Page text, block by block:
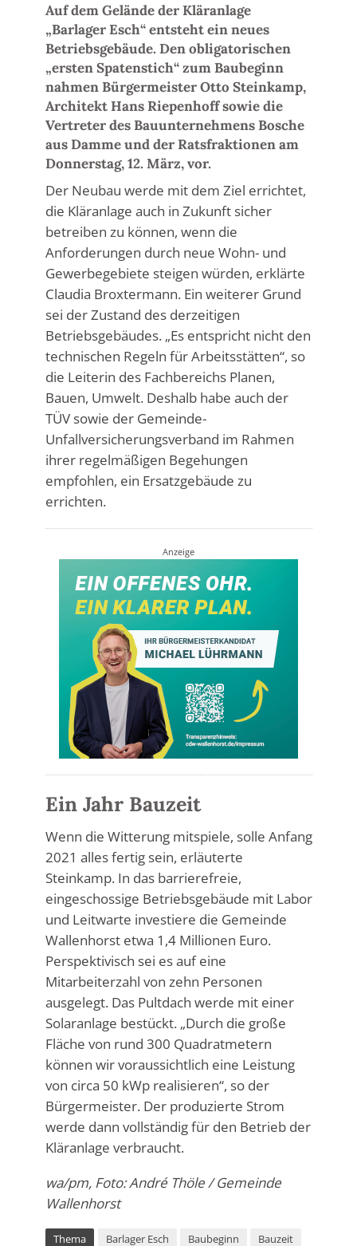
Auf dem Gelände der Kläranlage
„Barlager Esch“ entsteht ein neues
Betriebsgebäude. Den obligatorischen
„ersten Spatenstich“ zum Baubeginn
nahmen Bürgermeister Otto Steinkamp,
Architekt Hans Riepenhoff sowie die
Vertreter des Bauunternehmens Bosche
aus Damme und der Ratsfraktionen am
Donnerstag, 12. März, vor.
Der Neubau werde mit dem Ziel errichtet,
die Kläranlage auch in Zukunft sicher
betreiben zu können, wenn die
Anforderungen durch neue Wohn- und
Gewerbegebiete steigen würden, erklärte
Claudia Broxtermann. Ein weiterer Grund
sei der Zustand des derzeitigen
Betriebsgebäudes. „Es entspricht nicht den
technischen Regeln für Arbeitsstätten“, so
die Leiterin des Fachbereichs Planen,
Bauen, Umwelt. Deshalb habe auch der
TÜV sowie der Gemeinde-
Unfallversicherungsverband im Rahmen
ihrer regelmäßigen Begehungen
empfohlen, ein Ersatzgebäude zu
errichten.
Anzeige
Ein Jahr Bauzeit
Wenn die Witterung mitspiele, solle Anfang
2021 alles fertig sein, erläuterte
Steinkamp. In das barrierefreie,
eingeschossige Betriebsgebäude mit Labor
und Leitwarte investiere die Gemeinde
Wallenhorst etwa 1,4 Millionen Euro.
Perspektivisch sei es auf eine
Mitarbeiterzahl von zehn Personen
ausgelegt. Das Pultdach werde mit einer
Solaranlage bestückt. „Durch die große
Fläche von rund 300 Quadratmetern
können wir voraussichtlich eine Leistung
von circa 50 kWp realisieren“, so der
Bürgermeister. Der produzierte Strom
werde dann vollständig für den Betrieb der
Kläranlage verbraucht.
wa/pm, Foto: André Thöle / Gemeinde
Wallenhorst
Thema Barlager Esch Baubeginn Bauzeit